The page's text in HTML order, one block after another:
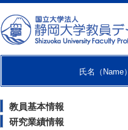
氏名（Name）
教員基本情報
研究業績情報